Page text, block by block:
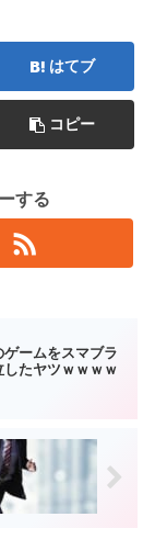
はてブ
コピー
する
ゲームをスマブラ
たヤツｗｗｗｗ